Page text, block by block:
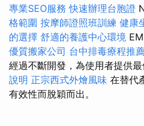
專業SEO服務 快速辦理台胞證
格範圍 按摩師證照班訓練 健康
的選擇 舒適的養護中心環境
優質搬家公司 台中排毒療程推
經過不斷開發，為使用者提供最
說明 正宗西式外燴風味 在替代
有效性而脫穎而出。